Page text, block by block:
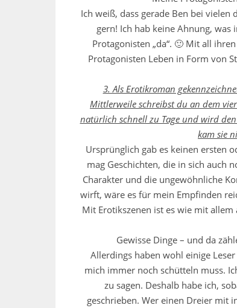
Ich weiß, dass gerade Ben bei
gern! Ich hab keine Ahnung,
Protagonisten „da“. 🙂 Mit all
Protagonisten Leben in Form von
3. Als Erotikroman
Mittlerweile schreibst du an dem
natürlich schnell zu Tage und wird
kam sie
Ursprünglich gab es keinen ersten
mag Geschichten, die in sich auch
Charakter und die ungewöhnliche
wirft, wäre es für mein Empfinden
Mit Erotikszenen ist es wie mit allem
Gewisse Dinge – und da
Allerdings haben wohl einige
mich immer noch schütteln muss.
zu sagen. Deshalb habe ich,
geschrieben. Wer einen Dreier mit